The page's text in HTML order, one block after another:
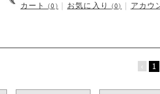
カート(0)|お気に入り(0)|アカウ
‹ 1